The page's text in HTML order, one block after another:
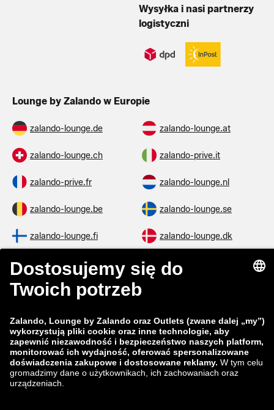
Wysyłka i nasi partnerzy
logistyczni
Lounge by Zalando w Europie
zalando-lounge.de zalando-lounge.at
zalando-lounge.ch zalando-prive.it
zalando-prive.fr zalando-lounge.nl
zalando-lounge.be zalando-lounge.se
zalando-lounge.fi zalando-lounge.dk
zalando-lounge.co.uk zalando-lounge.pl
zalando-prive.es
zalando-lounge.lt zalando-lounge.sk
zalando-lounge.ro zalando-lounge.hr
zalando-lounge.si zalando-lounge.hu